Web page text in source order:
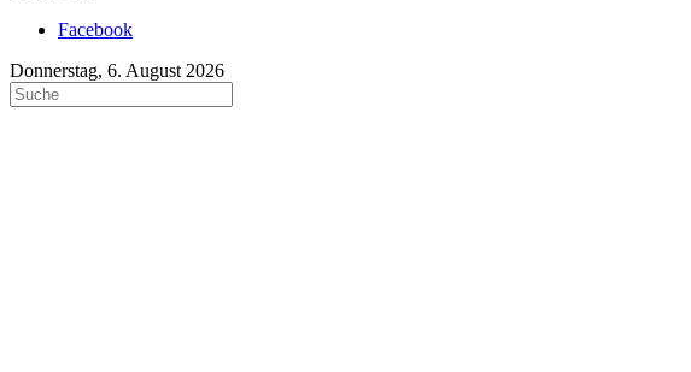
Facebook
Donnerstag, 6. August 2026